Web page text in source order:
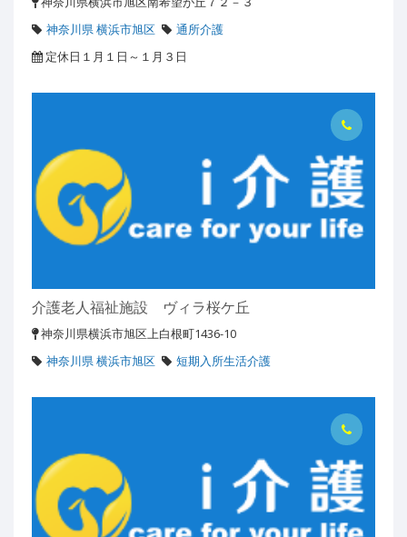
神奈川県 横浜市旭区
通所介護
定休日１月１日～１月３日
介護老人福祉施設 ヴィラ桜ケ丘
神奈川県横浜市旭区上白根町1436-10
神奈川県 横浜市旭区
短期入所生活介護